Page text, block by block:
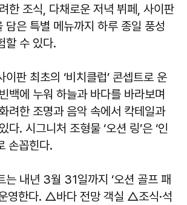
한 조식, 다채로운 저녁 뷔페, 사이판
담은 특별 메뉴까지 하루 종일 풍성
할 수 있다.
이판 최초의 ‘비치클럽’ 콘셉트로 운
백에 누워 하늘과 바다를 바라보며
려한 조명과 음악 속에서 칵테일과
다. 시그니처 조형물 ‘오션 링’은 ‘인
손꼽힌다.
는 내년 3월 31일까지 ‘오션 골프 패
영한다. △바다 전망 객실 △조식·석